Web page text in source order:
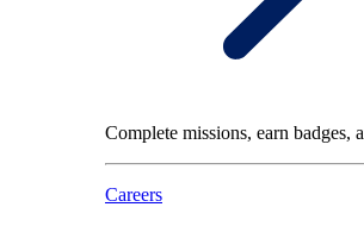
Complete missions, earn badges,
Careers